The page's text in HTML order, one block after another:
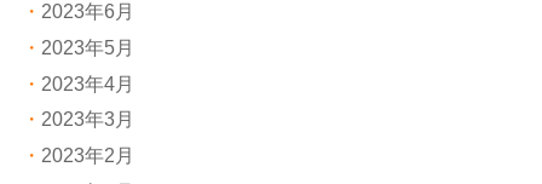
2023年6月
2023年5月
2023年4月
2023年3月
2023年2月